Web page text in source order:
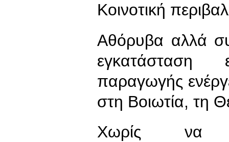
Κοινοτική
Αθόρυβα αλλά
εγκατάσταση
παραγωγής
στη Βοιωτία, τη
Χωρίς να